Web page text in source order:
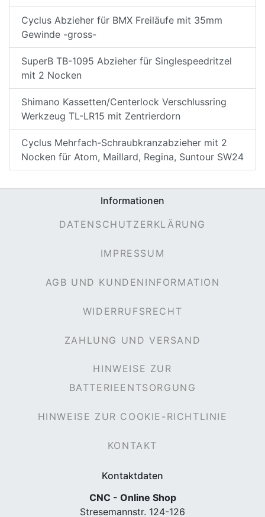
Cyclus Abzieher für BMX Freiläufe mit 35mm
Gewinde -gross-
SuperB TB-1095 Abzieher für Singlespeedritzel
mit 2 Nocken
Shimano Kassetten/Centerlock Verschlussring
Werkzeug TL-LR15 mit Zentrierdorn
Cyclus Mehrfach-Schraubkranzabzieher mit 2
Nocken für Atom, Maillard, Regina, Suntour SW24
Informationen
DATENSCHUTZERKLÄRUNG
IMPRESSUM
AGB UND KUNDENINFORMATION
WIDERRUFSRECHT
ZAHLUNG UND VERSAND
HINWEISE ZUR
BATTERIEENTSORGUNG
HINWEISE ZUR COOKIE-RICHTLINIE
KONTAKT
Kontaktdaten
CNC - Online Shop
Stresemannstr. 124-126